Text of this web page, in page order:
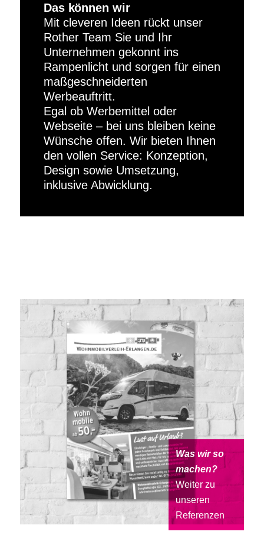
Das können wir
Mit cleveren Ideen rückt unser
Rother Team Sie und Ihr
Unternehmen gekonnt ins
Rampenlicht und sorgen für einen
maßgeschneiderten
Werbeauftritt.
Egal ob Werbemittel oder
Webseite – bei uns bleiben keine
Wünsche offen. Wir bieten Ihnen
den vollen Service: Konzeption,
Design sowie Umsetzung,
inklusive Abwicklung.
Was wir so
machen?
Weiter zu
unseren
Referenzen